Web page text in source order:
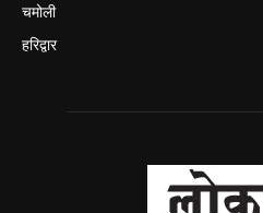
चमोली
हरिद्वार